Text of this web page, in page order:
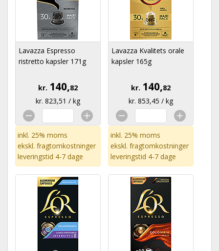
Lavazza Espresso
ristretto kapsler 171g
kr. 140,82
kr. 823,51 / kg
inkl. 25% moms
ekskl. fragtomkostninger
leveringstid 4-7 dage
Lavazza Kvalitets orale
kapsler 165g
kr. 140,82
kr. 853,45 / kg
inkl. 25% moms
ekskl. fragtomkostninger
leveringstid 4-7 dage